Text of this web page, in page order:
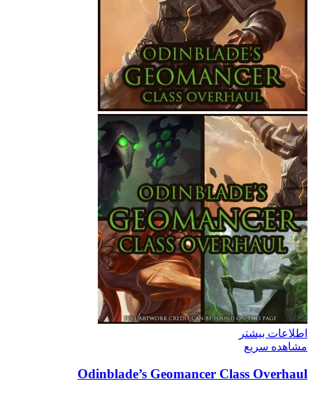
اطلاعات بیشتر
مشاهده سریع
Odinblade’s Geomancer Class Overhaul